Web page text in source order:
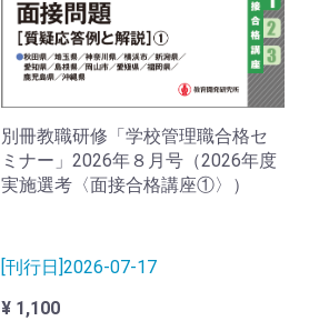
別冊教職研修「学校管理職合格セ
ミナー」2026年８月号（2026年度
実施選考〈面接合格講座①〉）
[刊行日]2026-07-17
¥ 1,100